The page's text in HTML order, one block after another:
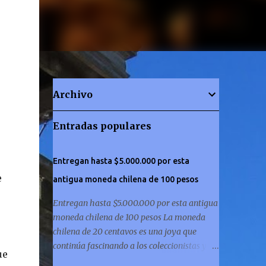
Archivo
Entradas populares
Entregan hasta $5.000.000 por esta
antigua moneda chilena de 100 pesos
Entregan hasta $5.000.000 por esta antigua
moneda chilena de 100 pesos La moneda
chilena de 20 centavos es una joya que
continúa fascinando a los coleccionistas y a